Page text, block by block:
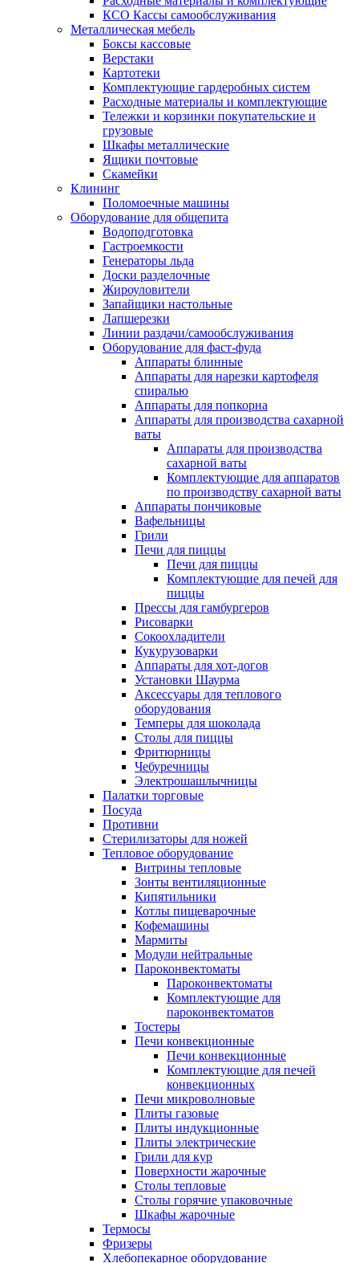
КСО Кассы самообслуживания
Металлическая мебель
Боксы кассовые
Верстаки
Картотеки
Комплектующие гардеробных систем
Расходные материалы и комплектующие
Тележки и корзинки покупательские и
грузовые
Шкафы металлические
Ящики почтовые
Скамейки
Клининг
Поломоечные машины
Оборудование для общепита
Водоподготовка
Гастроемкости
Генераторы льда
Доски разделочные
Жироуловители
Запайщики настольные
Лапшерезки
Линии раздачи/самообслуживания
Оборудование для фаст-фуда
Аппараты блинные
Аппараты для нарезки картофеля
спиралью
Аппараты для попкорна
Аппараты для производства сахарной
ваты
Аппараты для производства
сахарной ваты
Комплектующие для аппаратов
по производству сахарной ваты
Аппараты пончиковые
Вафельницы
Грили
Печи для пиццы
Печи для пиццы
Комплектующие для печей для
пиццы
Прессы для гамбургеров
Рисоварки
Сокоохладители
Кукурузоварки
Аппараты для хот-догов
Установки Шаурма
Аксессуары для теплового
оборудования
Темперы для шоколада
Столы для пиццы
Фритюрницы
Чебуречницы
Электрошашлычницы
Палатки торговые
Посуда
Противни
Стерилизаторы для ножей
Тепловое оборудование
Витрины тепловые
Зонты вентиляционные
Кипятильники
Котлы пищеварочные
Кофемашины
Мармиты
Модули нейтральные
Пароконвектоматы
Пароконвектоматы
Комплектующие для
пароконвектоматов
Тостеры
Печи конвекционные
Печи конвекционные
Комплектующие для печей
конвекционных
Печи микроволновые
Плиты газовые
Плиты индукционные
Плиты электрические
Грили для кур
Поверхности жарочные
Столы тепловые
Столы горячие упаковочные
Шкафы жарочные
Термосы
Фризеры
Хлебопекарное оборудование